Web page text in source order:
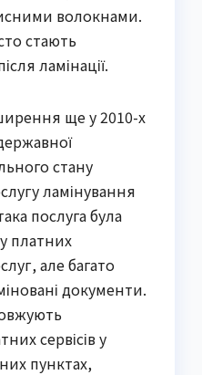
волокнами.
стають
ламінації.
ще у 2010-х
стану
ламінування
послуга була
платних
але багато
документи.
сервісів у
пунктах,